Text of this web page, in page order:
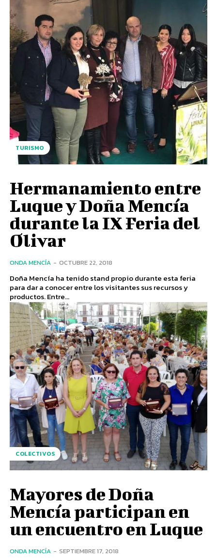
TURISMO
Hermanamiento entre
Luque y Doña Mencía
durante la IX Feria del
Olivar
ONDA MENCÍA - OCTUBRE 22, 2018
Doña Mencía ha tenido stand propio durante esta feria
para dar a conocer entre los visitantes sus recursos y
productos. Entre...
COLECTIVOS
Mayores de Doña
Mencía participan en
un encuentro en Luque
ONDA MENCÍA - SEPTIEMBRE 17, 2018